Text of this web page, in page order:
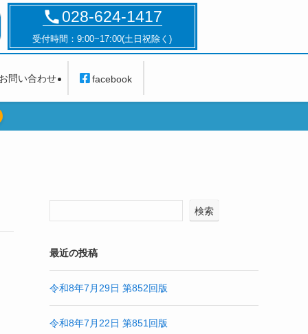
問い合わせ facebook
028-624-1417
受付時間：9:00~17:00(土日祝除く)
検索
最近の投稿
令和8年7月29日 第852回版
令和8年7月22日 第851回版